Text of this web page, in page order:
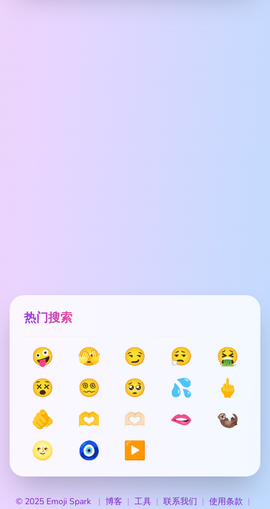
热门搜索
🤪 🫣 😏 😮‍💨
🤮
😵
😵‍💫 🥺 💦
🖕
🫵
🫶 🫶🏻 🫦
🦦
🌝
🧿 ▶️
© 2025 Emoji Spark 博客 工具 联系我们
使用条款